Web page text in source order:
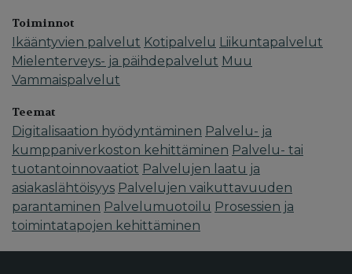
Toiminnot
Ikääntyvien palvelut Kotipalvelu Liikuntapalvelut
Mielenterveys- ja päihdepalvelut Muu
Vammaispalvelut
Teemat
Digitalisaation hyödyntäminen Palvelu- ja
kumppaniverkoston kehittäminen Palvelu- tai
tuotantoinnovaatiot Palvelujen laatu ja
asiakaslähtöisyys Palvelujen vaikuttavuuden
parantaminen Palvelumuotoilu Prosessien ja
toimintatapojen kehittäminen